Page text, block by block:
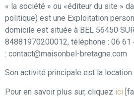
« la société » ou «éditeur du site »
politique) est une Exploitation
domicile est située à BEL 56450
84881970200012, téléphone : 06
: contact@maisonbel-bretagne.com
Son activité principale est la
Pour en savoir plus sur, cliquez ici